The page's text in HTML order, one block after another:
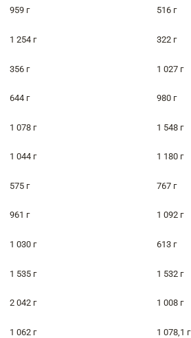
959 г 516 г
1 254 г 322 г
356 г 1 027 г
644 г 980 г
1 078 г 1 548 г
1 044 г 1 180 г
575 г 767 г
961 г 1 092 г
1 030 г 613 г
1 535 г 1 532 г
2 042 г 1 008 г
1 062 г 1 078,1 г